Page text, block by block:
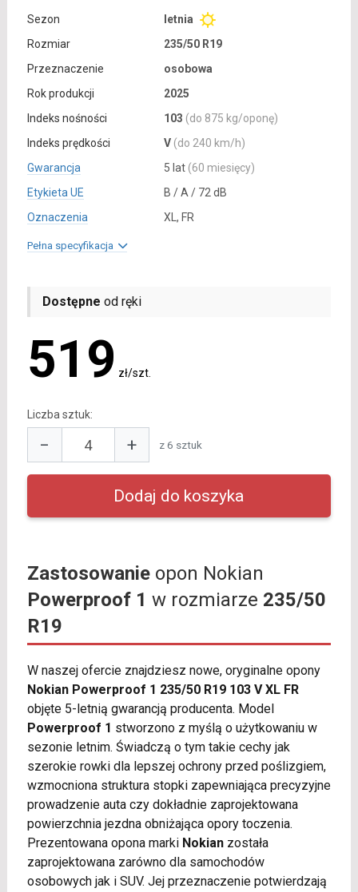
Sezon
letnia
Rozmiar
235/50 R19
Przeznaczenie
osobowa
Rok produkcji
2025
Indeks nośności
103 (do 875 kg/oponę)
Indeks prędkości
V (do 240 km/h)
Gwarancja
5 lat (60 miesięcy)
Etykieta UE
B / A / 72 dB
Oznaczenia
XL, FR
Pełna specyfikacja
Dostępne od ręki
519 zł/szt.
Liczba sztuk:
− + z 6 sztuk
Zastosowanieopon Nokian
Powerproof 1 w rozmiarze 235/50
R19
W naszej ofercie znajdziesz nowe, oryginalne opony
Nokian Powerproof 1 235/50 R19 103 V XL FR
objęte 5-letnią gwarancją producenta. Model
Powerproof 1 stworzono z myślą o użytkowaniu w
sezonie letnim. Świadczą o tym takie cechy jak
szerokie rowki dla lepszej ochrony przed poślizgiem,
wzmocniona struktura stopki zapewniająca precyzyjne
prowadzenie auta czy dokładnie zaprojektowana
powierzchnia jezdna obniżająca opory toczenia.
Prezentowana opona marki Nokianzostała
zaprojektowana zarówno dla samochodów
osobowych jak i SUV. Jej przeznaczenie potwierdzają